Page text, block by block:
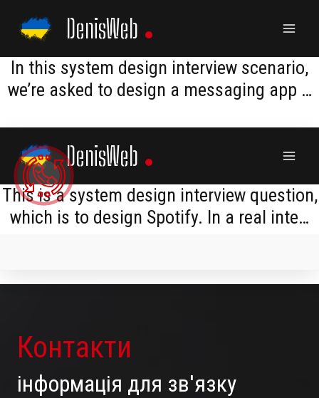
content
DenisWeb
​​In this system design interview scenario,
we’re asked to design a messaging app …
Контакти
інформація для зв'язку